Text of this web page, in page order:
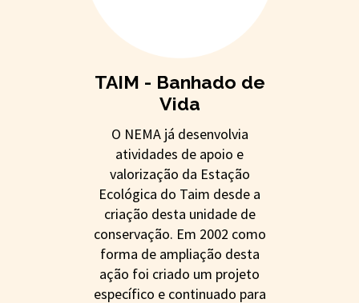
TAIM - Banhado de
Vida
O NEMA já desenvolvia
atividades de apoio e
valorização da Estação
Ecológica do Taim desde a
criação desta unidade de
conservação. Em 2002 como
forma de ampliação desta
ação foi criado um projeto
específico e continuado para